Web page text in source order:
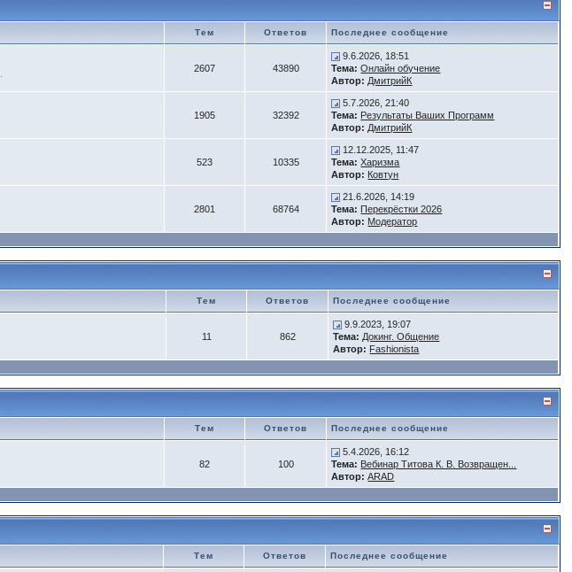
Тем Ответов Последнее сообщение
2607 43890
9.6.2026, 18:51
Тема: Онлайн обучение
Автор: ДмитрийК
1905 32392
5.7.2026, 21:40
Тема: Результаты Ваших Программ
Автор: ДмитрийК
523 10335
12.12.2025, 11:47
Тема: Харизма
Автор: Ковтун
2801 68764
21.6.2026, 14:19
Тема: Перекрёстки 2026
Автор: Модератор
Тем Ответов Последнее сообщение
11 862
9.9.2023, 19:07
Тема: Докинг. Общение
Автор: Fashionista
Тем Ответов Последнее сообщение
82 100
5.4.2026, 16:12
Тема: Вебинар Титова К. В. Возвращен...
Автор: ARAD
Тем Ответов Последнее сообщение